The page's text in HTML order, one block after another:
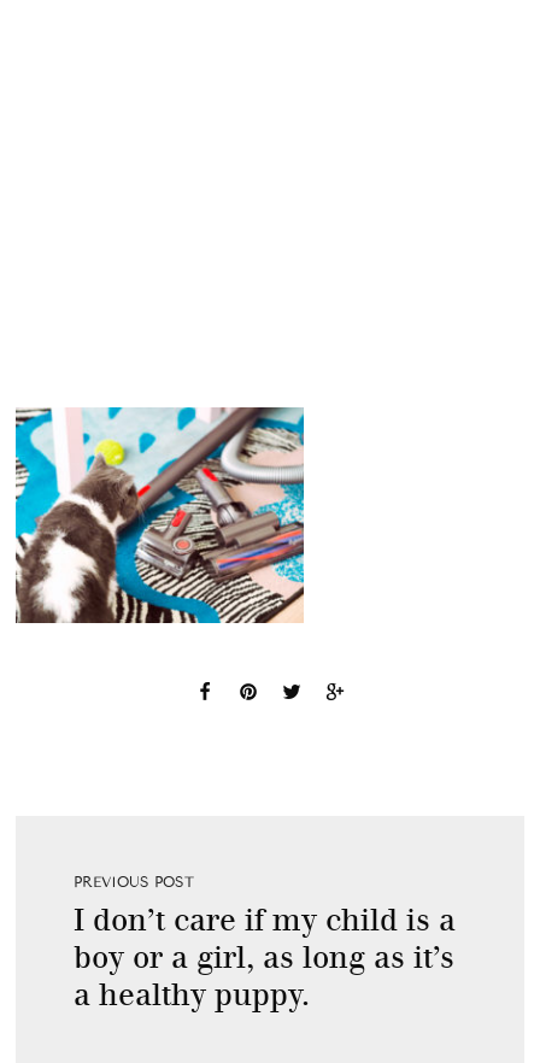
PREVIOUS POST
I don’t care if my child is a
boy or a girl, as long as it’s
a healthy puppy.